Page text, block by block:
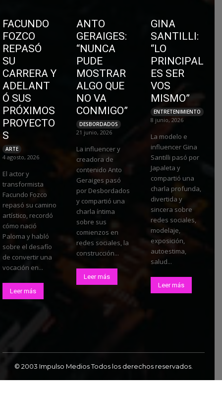
FACUNDO
FOZCO
REPASÓ
SU
CARRERA Y
ADELANT
Ó SUS
PRÓXIMOS
PROYECTO
S
ARTE
4 agosto, 2026
El actor y
transformista
Facundo Fozco
repasó su camino
artístico, recordó
cómo nació
Paloma y habló
sobre el desafío
de convertir una
vocación en...
Leer más
ANTO
GERAIGES:
“NUNCA
PUDE
MOSTRAR
ALGO QUE
NO VA
CONMIGO”
DESBORDADOS
21 junio, 2026
La influencer y
creadora de
contenido Anto
Geraiges pasó
por Desbordados
y compartió una
charla íntima
sobre sus
comienzos en
redes sociales, la
construcción...
Leer más
GINA
SANTILLI:
“LO
PRINCIPAL
ES SER
VOS
MISMO”
ENTRETENIMIENTO
8 junio, 2026
La modelo e
influencer Gina
Santilli pasó por
Japaleta y
compartió una
charla profunda,
divertida y
sincera sobre
redes sociales,
modelaje,
exposición,
autoestima,
salud...
Leer más
© 2003 Impulso Medios Todos los derechos reservados.